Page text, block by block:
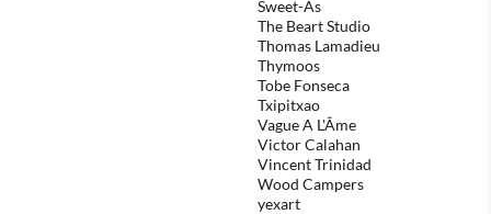
Sweet-As
The Beart Studio
Thomas Lamadieu
Thymoos
Tobe Fonseca
Txipitxao
Vague A L'Âme
Victor Calahan
Vincent Trinidad
Wood Campers
yexart